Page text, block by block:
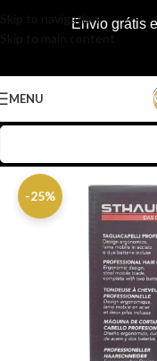
Skip to navigationEnvio grátis
MENU
-25%